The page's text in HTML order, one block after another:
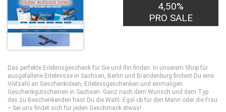
4,50%
PRO SALE
Das perfekte Erlebnisgeschenk für Sie und Ihn finden. In unserem Shop für
ausgefallene Erlebnisse in Sachsen, Berlin und Brandenburg findest Du eine
Vielzahl an Geschenkideen, Erlebnisgeschenken und einmaligen
Geschenkgutscheinen in Sachsen. Ganz nach dem Wunsch und dem Typ
des zu Beschenkenden hast Du die Wahl. Egal ob für den Mann oder die Frau
– bei uns findet sich für jeden Geschmack etwas!